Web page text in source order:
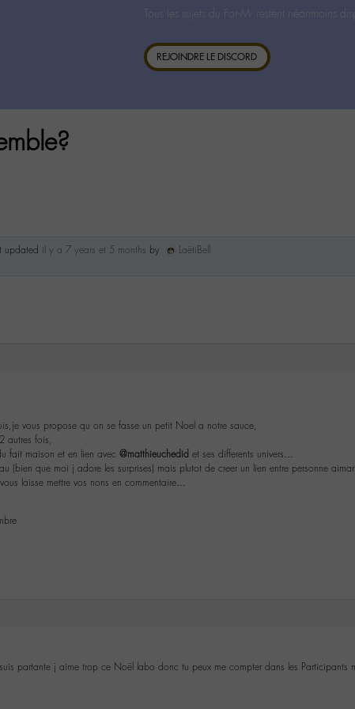
Tous les sujets du For-M- restent néanmoins
REJOINDRE LE DISCORD
updated il y a 7 years et 5 months by
LaëtiBell
vous propose qu on se fasse un petit Noel a notre sauce,
autres fois,
fait maison et en lien avec @matthieuchedid et ses differents univers…
(bien que moi j adore les surprises) mais plutot de creer un lien entre personne
laisse mettre vos nons en commentaire…
partante j aime trop ce Noël labo donc tu peux me compter dans les Participants